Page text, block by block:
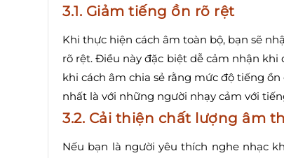
3.1. Giảm tiếng ồn rõ rệt
Khi thực hiện cách âm toàn bộ, bạn sẽ
rõ rệt. Điều này đặc biệt dễ cảm nhận khi
khi cách âm chia sẻ rằng mức độ tiếng
nhất là với những người nhạy cảm với
3.2. Cải thiện chất lượng âm
Nếu bạn là người yêu thích nghe nhạc